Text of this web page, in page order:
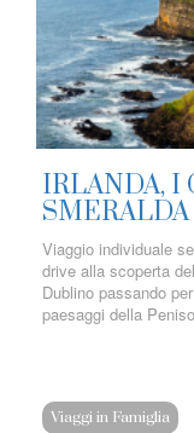
IRLANDA, I
SMERALDA
Viaggio individuale
drive alla scoperta
Dublino passando
paesaggi della
Viaggi in Famiglia